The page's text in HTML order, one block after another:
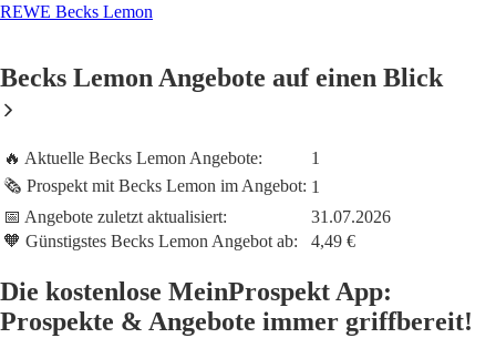
REWE Becks Lemon
Becks Lemon Angebote auf einen Blick
🔥 Aktuelle Becks Lemon Angebote:
1
🗞️ Prospekt mit Becks Lemon im Angebot: 1
📅 Angebote zuletzt aktualisiert:
31.07.2026
🧡 Günstigstes Becks Lemon Angebot ab:
4,49 €
Die kostenlose MeinProspekt App:
Prospekte & Angebote immer griffbereit!